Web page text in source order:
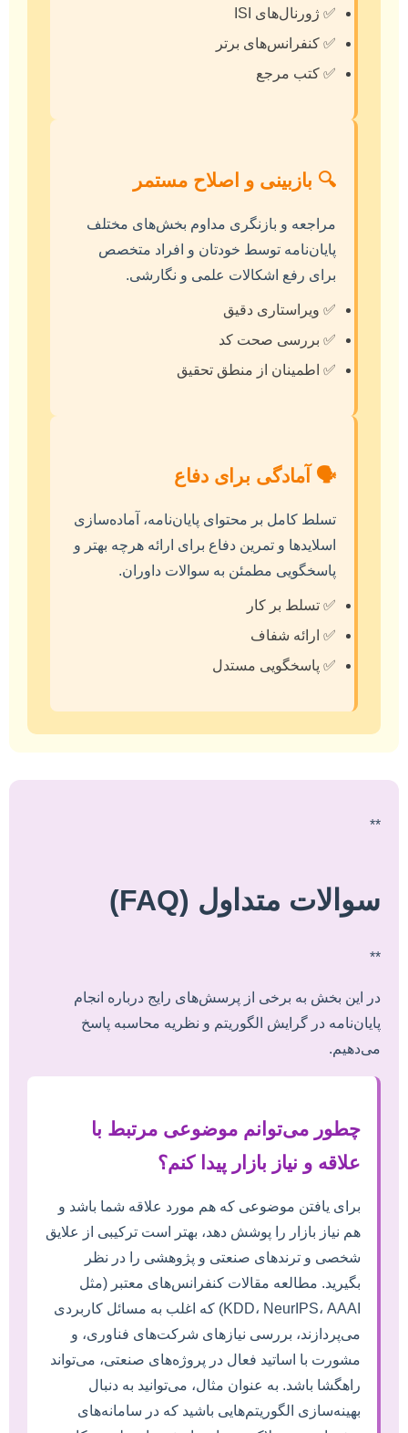
✅ ژورنال‌های ISI
✅ کنفرانس‌های برتر
✅ کتب مرجع
🔍 بازبینی و اصلاح مستمر
مراجعه و بازنگری مداوم بخش‌های مختلف
پایان‌نامه توسط خودتان و افراد متخصص
برای رفع اشکالات علمی و نگارشی.
✅ ویراستاری دقیق
✅ بررسی صحت کد
✅ اطمینان از منطق تحقیق
🗣️ آمادگی برای دفاع
تسلط کامل بر محتوای پایان‌نامه، آماده‌سازی
اسلایدها و تمرین دفاع برای ارائه هرچه بهتر و
پاسخگویی مطمئن به سوالات داوران.
✅ تسلط بر کار
✅ ارائه شفاف
✅ پاسخگویی مستدل
**
سوالات متداول (FAQ)
**
در این بخش به برخی از پرسش‌های رایج درباره انجام
پایان‌نامه در گرایش الگوریتم و نظریه محاسبه پاسخ
می‌دهیم.
چطور می‌توانم موضوعی مرتبط با
علاقه و نیاز بازار پیدا کنم؟
برای یافتن موضوعی که هم مورد علاقه شما باشد و
هم نیاز بازار را پوشش دهد، بهتر است ترکیبی از علایق
شخصی و ترندهای صنعتی و پژوهشی را در نظر
بگیرید. مطالعه مقالات کنفرانس‌های معتبر (مثل
KDD، NeurIPS، AAAI) که اغلب به مسائل کاربردی
می‌پردازند، بررسی نیازهای شرکت‌های فناوری، و
مشورت با اساتید فعال در پروژه‌های صنعتی، می‌تواند
راهگشا باشد. به عنوان مثال، می‌توانید به دنبال
بهینه‌سازی الگوریتم‌هایی باشید که در سامانه‌های